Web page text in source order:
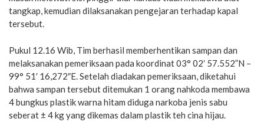
tangkap, kemudian dilaksanakan pengejaran terhadap kapal
tersebut.
Pukul 12.16 Wib, Tim berhasil memberhentikan sampan dan
melaksanakan pemeriksaan pada koordinat 03° 02′ 57.552”N –
99° 51′ 16,272″E. Setelah diadakan pemeriksaan, diketahui
bahwa sampan tersebut ditemukan 1 orang nahkoda membawa
4 bungkus plastik warna hitam diduga narkoba jenis sabu
seberat ± 4 kg yang dikemas dalam plastik teh cina hijau.